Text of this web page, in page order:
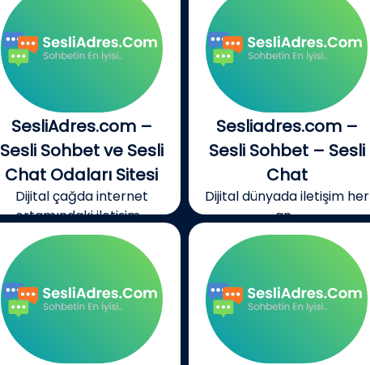
SesliAdres.com –
Sesli Sohbet ve Sesli
Chat Odaları Sitesi
Dijital çağda internet
ortamındaki iletişim...
Sesliadres.com –
Sesli Sohbet – Sesli
Chat
Dijital dünyada iletişim her
an...